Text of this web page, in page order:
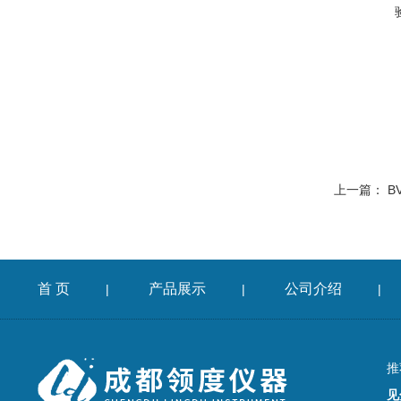
上一篇：
首 页 | 产品展示 | 公司介绍 |